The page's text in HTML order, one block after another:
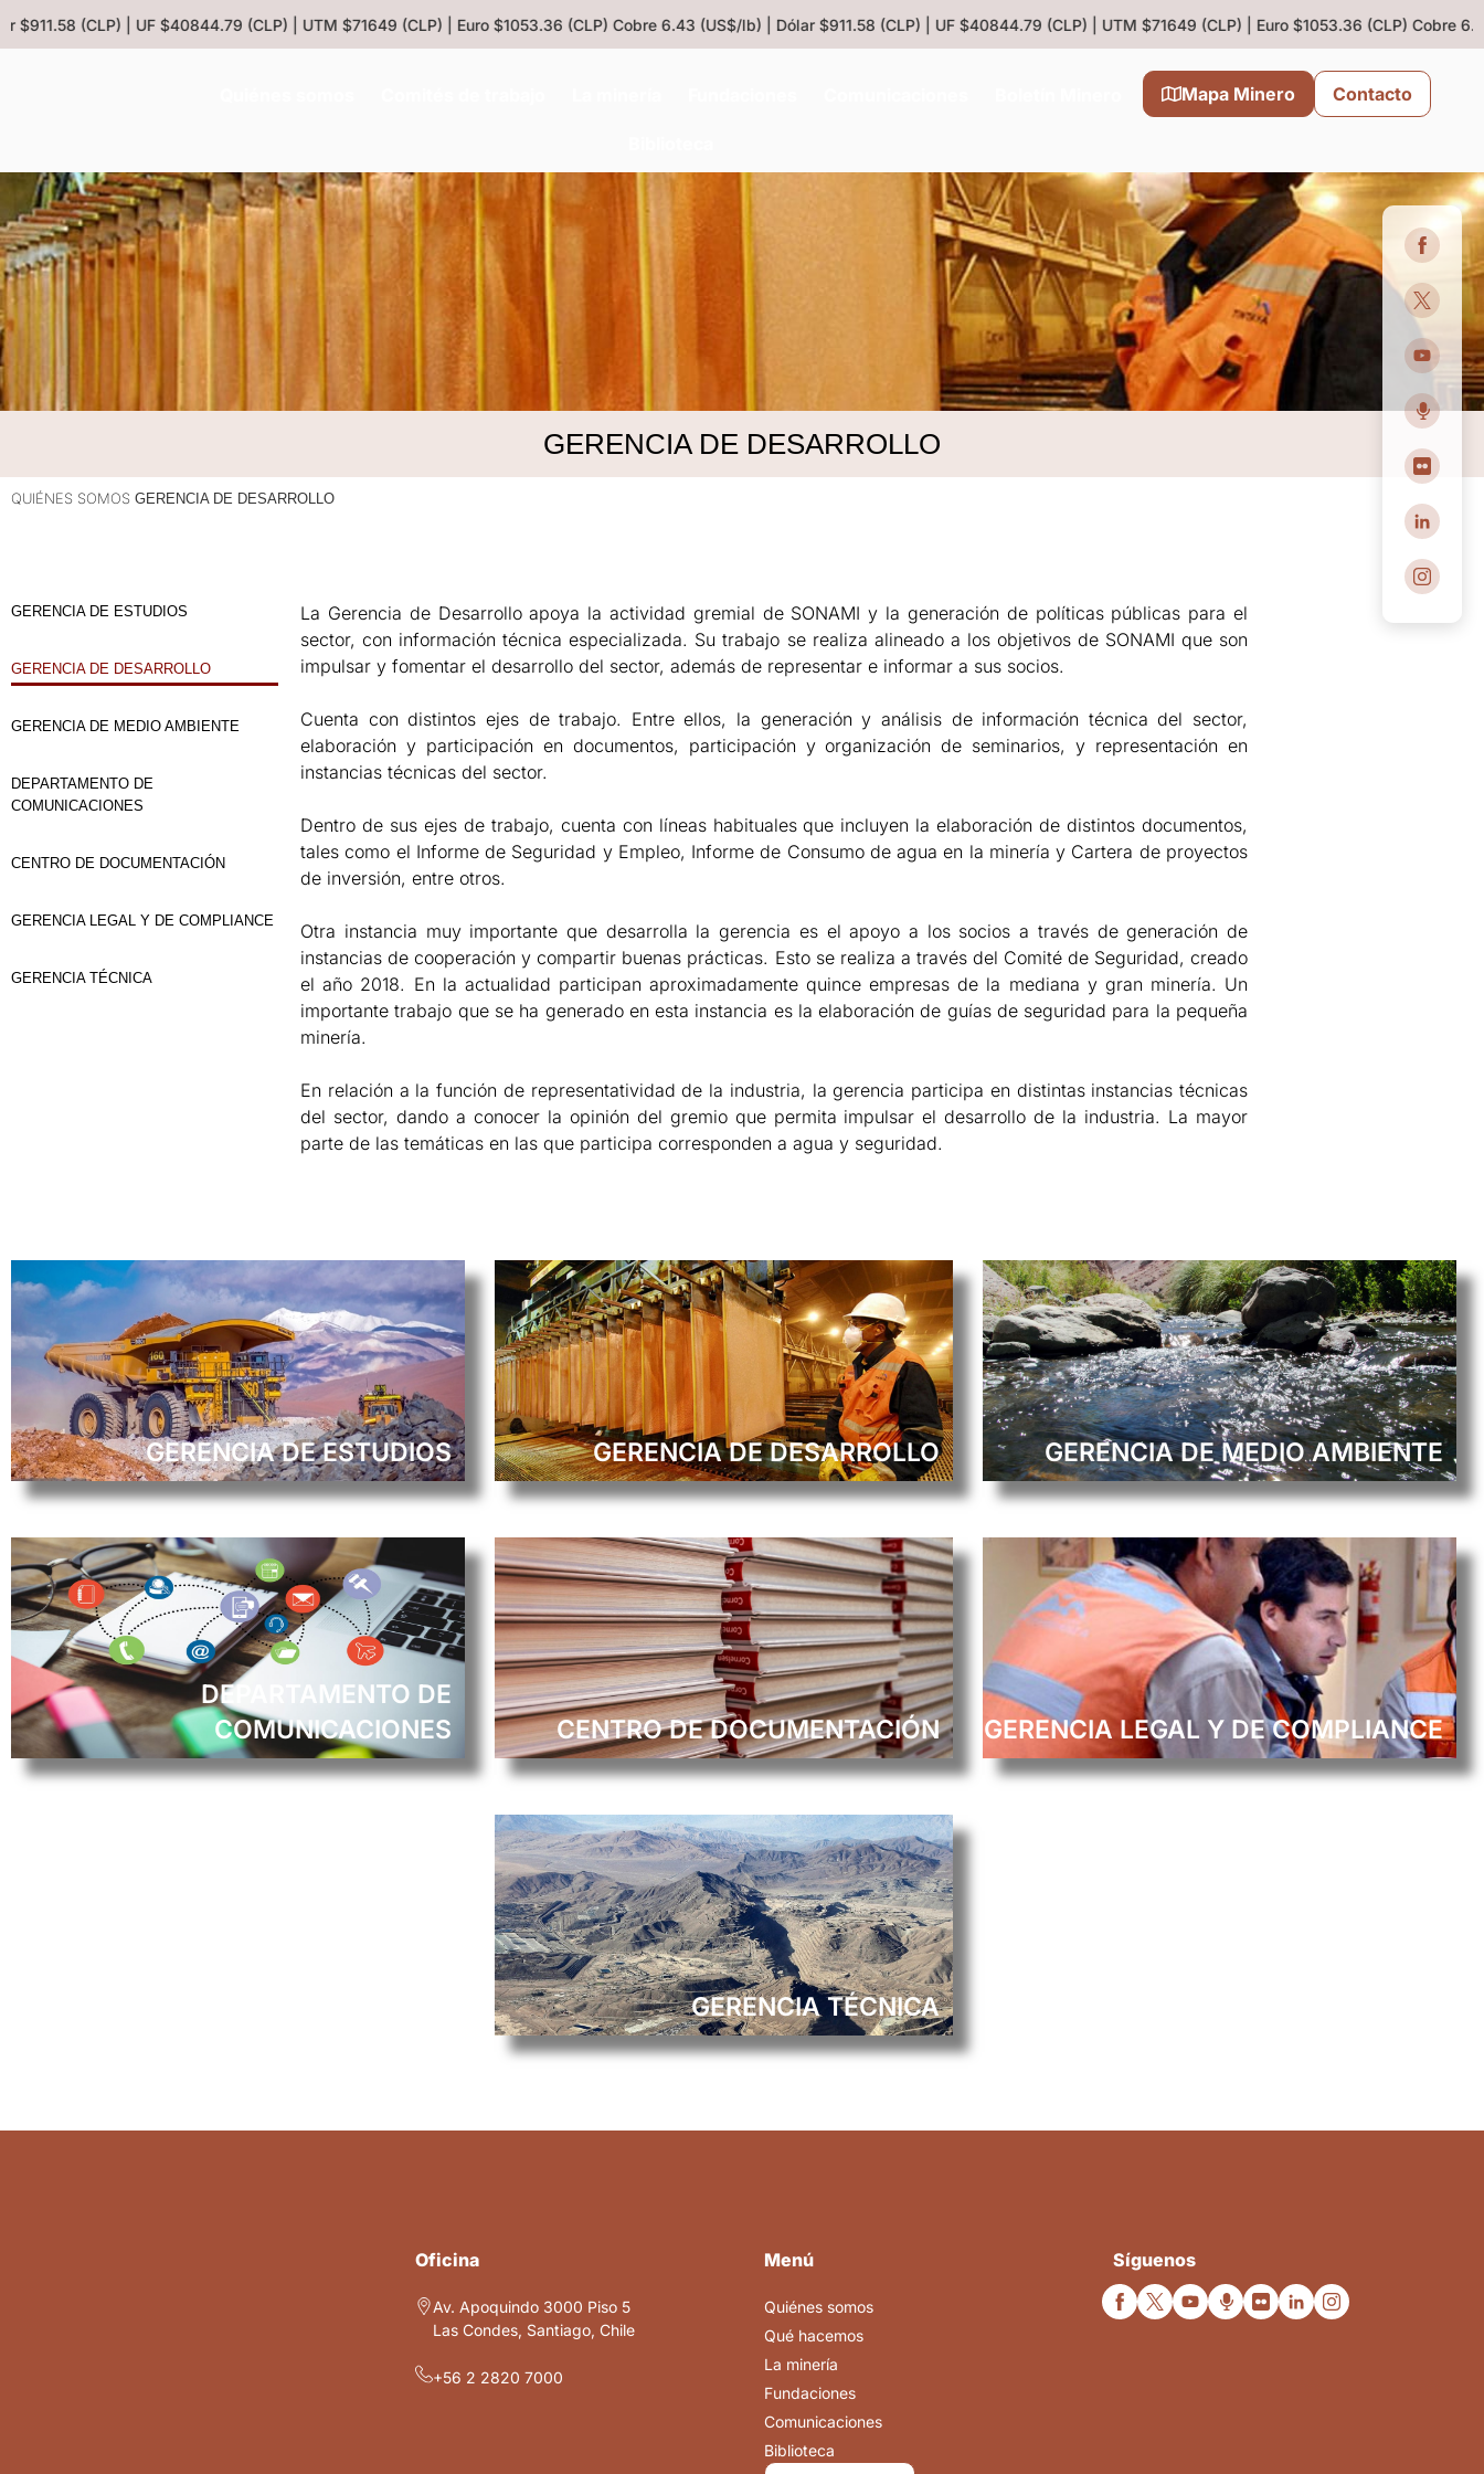
(CLP) | UF $40844.79 (CLP) | UTM $71649 (CLP) | Euro $1053.36 (CLP)Cobre 6.43 (US$/lb) | Dólar $911.58 (CLP) | UF $40844.79 (CLP) | UTM $71649 (CLP) | Euro $1053.36 (CLP)Cobre 6.43
Mapa Minero Contacto
GERENCIA DE DESARROLLO
QUIÉNES SOMOS GERENCIA DE DESARROLLO
GERENCIA DE ESTUDIOS
GERENCIA DE DESARROLLO
GERENCIA DE MEDIO AMBIENTE
DEPARTAMENTO DE
COMUNICACIONES
CENTRO DE DOCUMENTACIÓN
GERENCIA LEGAL Y DE COMPLIANCE
GERENCIA TÉCNICA
La Gerencia de Desarrollo apoya la actividad gremial de SONAMI y la generación de políticas públicas para el
sector, con información técnica especializada. Su trabajo se realiza alineado a los objetivos de SONAMI que son
impulsar y fomentar el desarrollo del sector, además de representar e informar a sus socios.
Cuenta con distintos ejes de trabajo. Entre ellos, la generación y análisis de información técnica del sector,
elaboración y participación en documentos, participación y organización de seminarios, y representación en
instancias técnicas del sector.
Dentro de sus ejes de trabajo, cuenta con líneas habituales que incluyen la elaboración de distintos documentos,
tales como el Informe de Seguridad y Empleo, Informe de Consumo de agua en la minería y Cartera de proyectos
de inversión, entre otros.
Otra instancia muy importante que desarrolla la gerencia es el apoyo a los socios a través de generación de
instancias de cooperación y compartir buenas prácticas. Esto se realiza a través del Comité de Seguridad, creado
el año 2018. En la actualidad participan aproximadamente quince empresas de la mediana y gran minería. Un
importante trabajo que se ha generado en esta instancia es la elaboración de guías de seguridad para la pequeña
minería.
En relación a la función de representatividad de la industria, la gerencia participa en distintas instancias técnicas
del sector, dando a conocer la opinión del gremio que permita impulsar el desarrollo de la industria. La mayor
parte de las temáticas en las que participa corresponden a agua y seguridad.
GERENCIA DE ESTUDIOS GERENCIA DE DESARROLLO GERENCIA DE MEDIO AMBIENTE
DEPARTAMENTO DE
COMUNICACIONES
CENTRO DE DOCUMENTACIÓN GERENCIA LEGAL Y DE COMPLIANCE
GERENCIA TÉCNICA
Oficina
Av. Apoquindo 3000 Piso 5
Las Condes, Santiago, Chile
+56 2 2820 7000
Menú
Quiénes somos
Qué hacemos
La minería
Fundaciones
Comunicaciones
Biblioteca
Síguenos